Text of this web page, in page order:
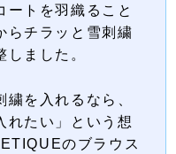
ートを羽織ること
らチラッと雪刺繍
ました。
繍を入れるなら、
れたい」という想
のブラウス